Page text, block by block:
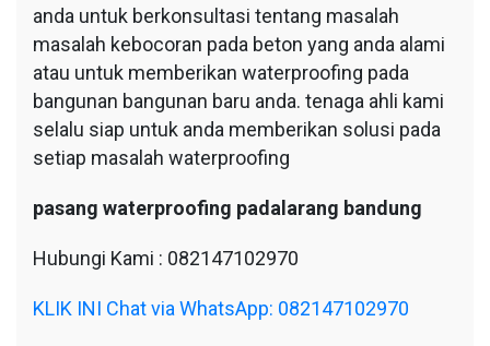
anda untuk berkonsultasi tentang masalah
masalah kebocoran pada beton yang anda alami
atau untuk memberikan waterproofing pada
bangunan bangunan baru anda. tenaga ahli kami
selalu siap untuk anda memberikan solusi pada
setiap masalah waterproofing
pasang waterproofing padalarang bandung
Hubungi Kami : 082147102970
KLIK INI Chat via WhatsApp: 082147102970